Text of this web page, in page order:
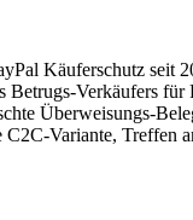
Käuferschutz
Verkäufers
Überweisungs-
Variante, Treffen